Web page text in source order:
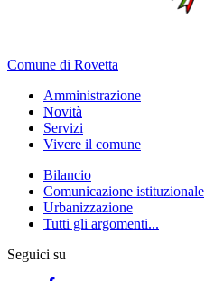
Comune di Rovetta
Amministrazione
Novità
Servizi
Vivere il comune
Bilancio
Comunicazione istituzionale
Urbanizzazione
Tutti gli argomenti...
Seguici su